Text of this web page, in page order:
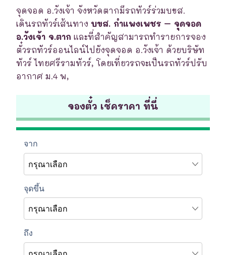
จุดจอด อ.วังเจ้า จังหวัดตากมีรถทัวร์ร่วมบขส.
เดินรถทัวร์เส้นทาง บขส. กำแพงเพชร – จุดจอด
อ.วังเจ้า จ.ตาก และที่สำคัญสามารถทำรายการจอง
ตั๋วรถทัวร์ออนไลน์ไปยังจุดจอด อ.วังเจ้า ด้วยบริษัท
ทัวร์ ไทยศรีรามทัวร์, โดยเที่ยวรถจะเป็นรถทัวร์ปรับ
อากาศ ม.4 พ,
จองตั๋ว เช็คราคา ที่นี่